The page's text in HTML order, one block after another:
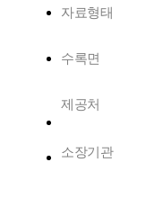
자료형태
수록면
제공처
소장기관